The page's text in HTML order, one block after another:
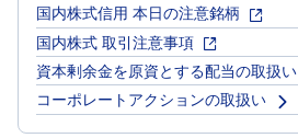
国内株式信用 本日の注意銘柄
国内株式 取引注意事項
資本剰余金を原資とする配当の取扱い
コーポレートアクションの取扱い